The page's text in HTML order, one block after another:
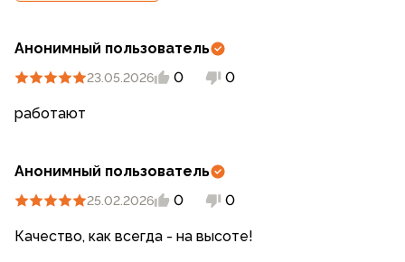
Анонимный пользователь
23.05.2026 0 0
работают
Анонимный пользователь
25.02.2026 0 0
Качество, как всегда - на высоте!